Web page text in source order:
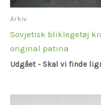
Arkiv
Sovjetisk bliklegetøj
original patina
Udgået - Skal vi finde